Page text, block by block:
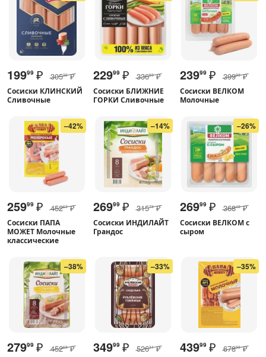
19999 ₽ 30526 ₽
Сосиски КЛИНСКИЙ
Сливочные
22999 ₽ 33689 ₽
Сосиски БЛИЖНИЕ
ГОРКИ Сливочные
23999 ₽ 39999 ₽
Сосиски ВЕЛКОМ
Молочные
–42%
25999 ₽ 45263 ₽
Сосиски ПАПА
МОЖЕТ Молочные
классические
–14%
26999 ₽ 31579 ₽
Сосиски ИНДИЛАЙТ
Грандос
–26%
26999 ₽ 36849 ₽
Сосиски ВЕЛКОМ с
сыром
–38%
27999 ₽ 45269 ₽
–33%
34999 ₽ 52631 ₽
–35%
43999 ₽ 67899 ₽